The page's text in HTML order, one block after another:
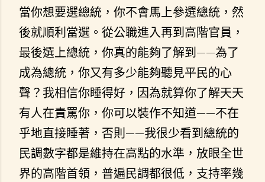
當你想要選總統，你不會馬上參選總統，然
後就順利當選。從公職進入再到高階官員，
最後選上總統，你真的能夠了解到——為了
成為總統，你又有多少能夠聽見平民的心
聲？我相信你睡得好，因為就算你了解天天
有人在責罵你，你可以裝作不知道——不在
乎地直接睡著，否則——我很少看到總統的
民調數字都是維持在高點的水準，放眼全世
界的高階首領，普遍民調都很低，支持率幾